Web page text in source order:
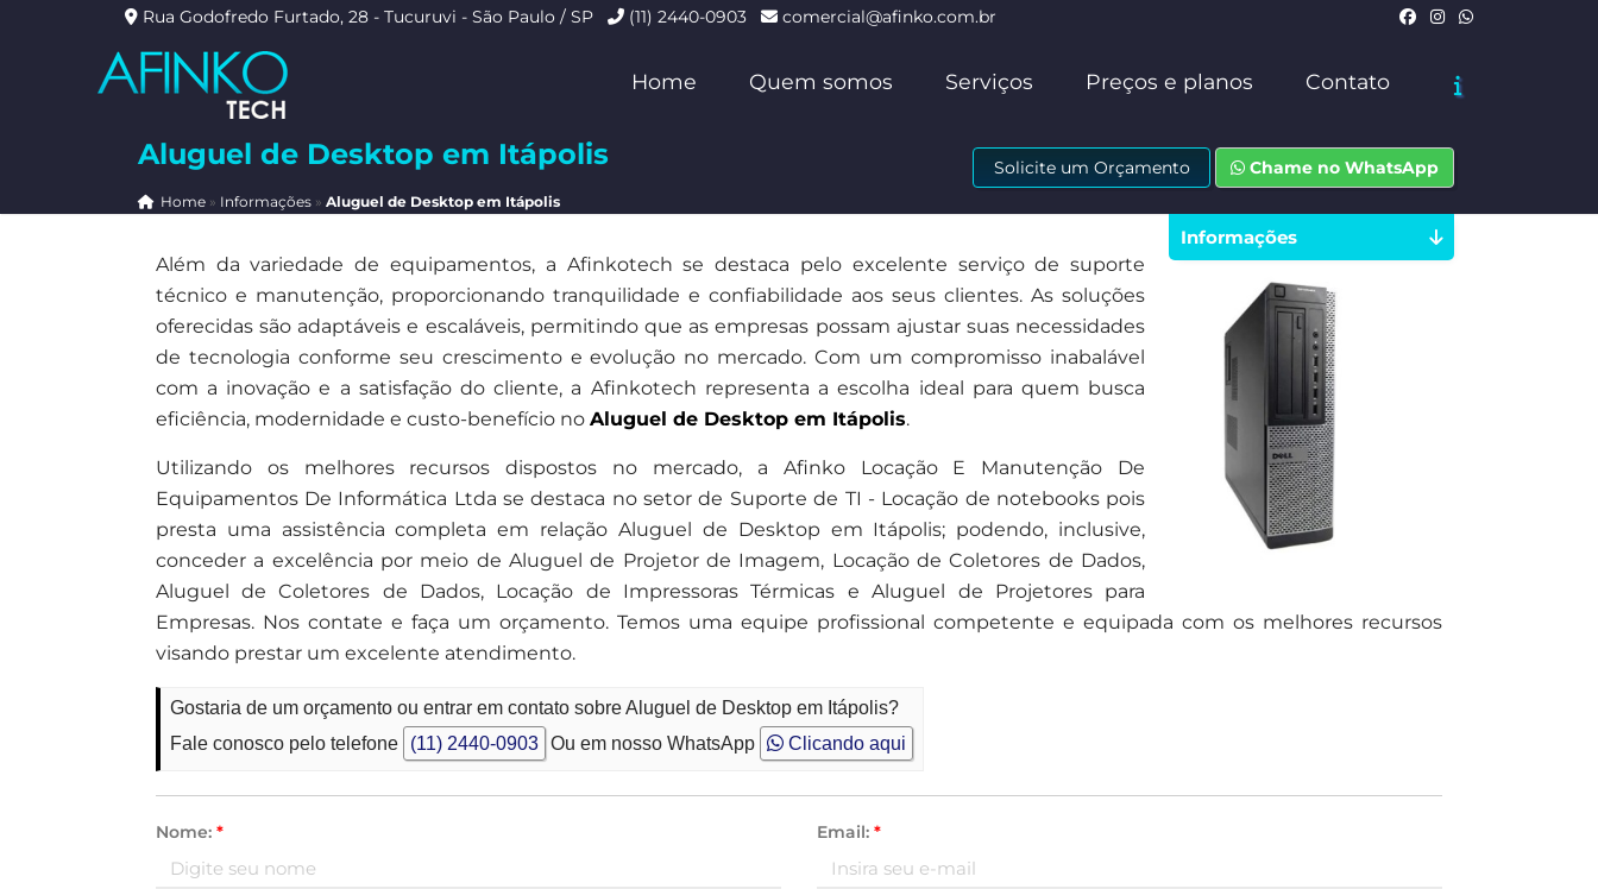
Rua Godofredo Furtado, 28 - Tucuruvi - São Paulo / SP (11) 2440-0903 comercial@afinko.com.br
Home Quem somos Serviços Preços e planos Contato
Aluguel de Desktop em Itápolis
Home» Informações » Aluguel de Desktop em Itápolis
Solicite um Orçamento Chame no WhatsApp
Além da variedade de equipamentos, a Afinkotech se destaca pelo excelente serviço de suporte
técnico e manutenção, proporcionando tranquilidade e confiabilidade aos seus clientes. As soluções
oferecidas são adaptáveis e escaláveis, permitindo que as empresas possam ajustar suas necessidades
de tecnologia conforme seu crescimento e evolução no mercado. Com um compromisso inabalável
com a inovação e a satisfação do cliente, a Afinkotech representa a escolha ideal para quem busca
eficiência, modernidade e custo-benefício no Aluguel de Desktop em Itápolis.
Utilizando os melhores recursos dispostos no mercado, a Afinko Locação E Manutenção De
Equipamentos De Informática Ltda se destaca no setor de Suporte de TI - Locação de notebooks pois
presta uma assistência completa em relação Aluguel de Desktop em Itápolis; podendo, inclusive,
conceder a excelência por meio de Aluguel de Projetor de Imagem, Locação de Coletores de Dados,
Aluguel de Coletores de Dados, Locação de Impressoras Térmicas e Aluguel de Projetores para
Empresas. Nos contate e faça um orçamento. Temos uma equipe profissional competente e equipada com os melhores recursos
visando prestar um excelente atendimento.
Gostaria de um orçamento ou entrar em contato sobre Aluguel de Desktop em Itápolis?
Fale conosco pelo telefone
(11) 2440-0903 Ou em nosso WhatsApp Clicando aqui
Nome: * Email: *
Informações